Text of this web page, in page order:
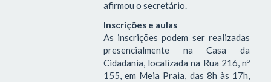
afirmou o secretário.
Inscrições e aulas
As inscrições podem ser realizadas
presencialmente na Casa da
Cidadania, localizada na Rua 216, nº
155, em Meia Praia, das 8h às 17h,